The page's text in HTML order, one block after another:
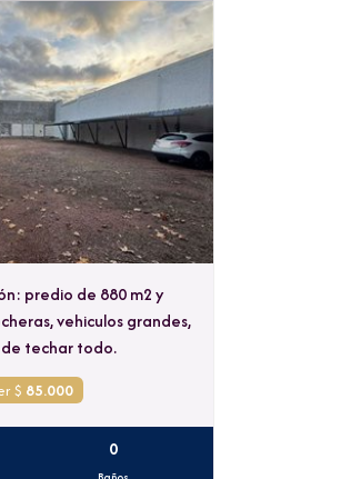
predio de 880 m2 y
vehiculos grandes,
techar todo.
$ 85.000
0